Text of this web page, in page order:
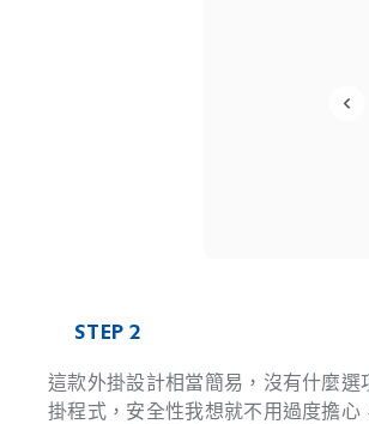
STEP 2
這款外掛設計相當簡易，沒有什麼
掛程式，安全性我想就不用過度擔心